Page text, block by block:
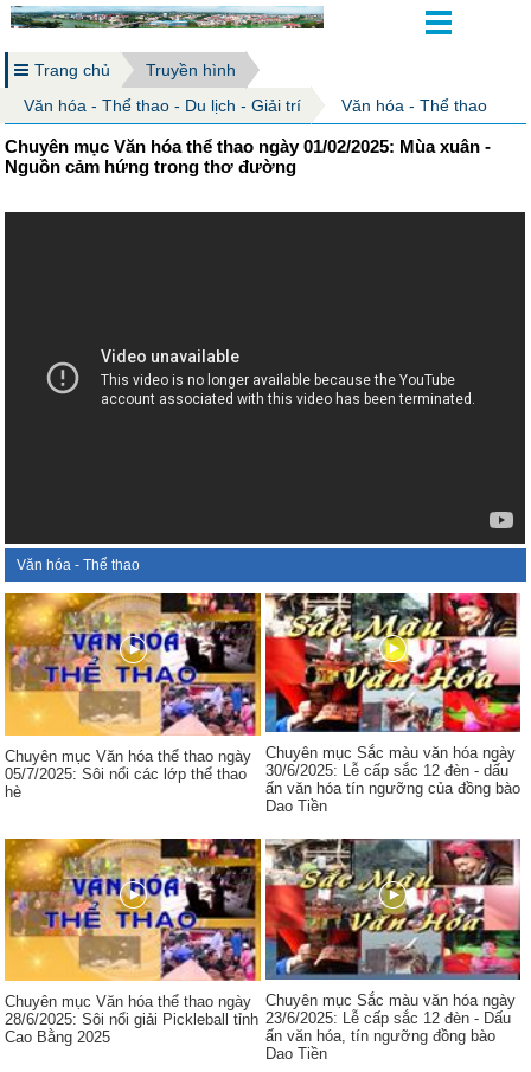
Trang chủ
Truyền hình
Văn hóa - Thể thao - Du lịch - Giải trí
Văn hóa - Thể thao
Chuyên mục Văn hóa thể thao ngày 01/02/2025: Mùa xuân -
Nguồn cảm hứng trong thơ đường
Văn hóa - Thể thao
Chuyên mục Văn hóa thể thao ngày
05/7/2025: Sôi nổi các lớp thể thao
hè
Chuyên mục Sắc màu văn hóa ngày
30/6/2025: Lễ cấp sắc 12 đèn - dấu
ấn văn hóa tín ngưỡng của đồng bào
Dao Tiền
Chuyên mục Văn hóa thể thao ngày
28/6/2025: Sôi nổi giải Pickleball tỉnh
Cao Bằng 2025
Chuyên mục Sắc màu văn hóa ngày
23/6/2025: Lễ cấp sắc 12 đèn - Dấu
ấn văn hóa, tín ngưỡng đồng bào
Dao Tiền